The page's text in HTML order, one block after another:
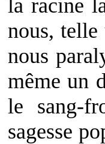
la racine
nous, telle
nous
même un
le sang-
sagesse